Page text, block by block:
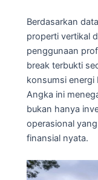
Berdasarkan
properti vertikal
penggunaan
break terbukti
konsumsi energi
Angka ini
bukan hanya
operasional
finansial nyata.